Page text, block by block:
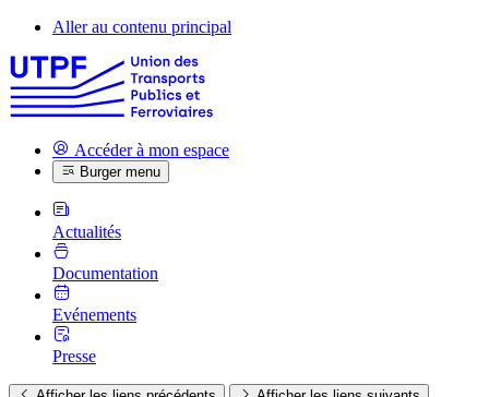
Aller au contenu principal
Accéder à mon espace
Burger menu
Actualités
Documentation
Evénements
Presse